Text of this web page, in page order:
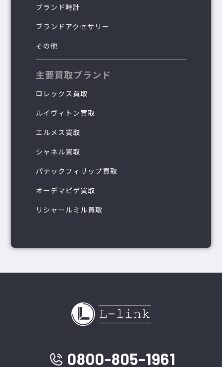
ブランド時計
ブランドアクセサリー
その他
主要買取ブランド
ロレックス買取
ルイヴィトン買取
エルメス買取
シャネル買取
パテックフィリップ買取
オーデマピゲ買取
リシャールミル買取
0800-805-1961